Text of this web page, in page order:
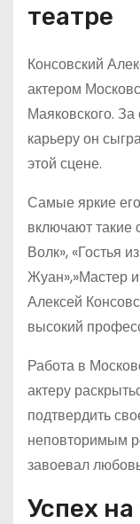
театре
Консовский
актером
Маяковского.
карьеру он
этой сцене.
Самые яркие
включают такие
Волк», «Гостья
Жуан»,»Мастер
Алексей
высокий
Работа в
актеру
подтвердить
неповторимым
завоевал
Успех